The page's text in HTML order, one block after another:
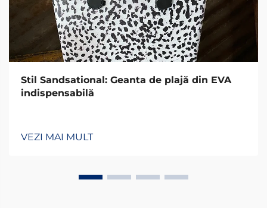
Stil Sandsational: Geanta de plajă din EVA
indispensabilă
VEZI MAI MULT